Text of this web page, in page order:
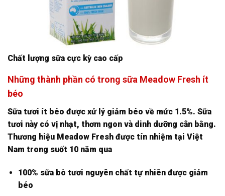
Chất lượng sữa cực kỳ cao cấp
Những thành phần có trong sữa Meadow Fresh ít
béo
Sữa tươi ít béo được xử lý giảm béo về mức 1.5%. Sữa
tươi này có vị nhạt, thơm ngon và dinh dưỡng cân bằng.
Thương hiệu Meadow Fresh được tín nhiệm tại Việt
Nam trong suốt 10 năm qua
100% sữa bò tươi nguyên chất tự nhiên được giảm
béo